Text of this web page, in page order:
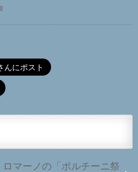
マーノの「ポルチーニ祭